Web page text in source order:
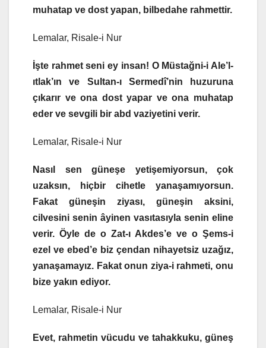
muhatap ve dost yapan, bilbedahe rahmettir.
Lemalar, Risale-i Nur
İşte rahmet seni ey insan! O Müstağni-i Ale’l-
ıtlak’ın ve Sultan-ı Sermedî’nin huzuruna
çıkarır ve ona dost yapar ve ona muhatap
eder ve sevgili bir abd vaziyetini verir.
Lemalar, Risale-i Nur
Nasıl sen güneşe yetişemiyorsun, çok
uzaksın, hiçbir cihetle yanaşamıyorsun.
Fakat güneşin ziyası, güneşin aksini,
cilvesini senin âyinen vasıtasıyla senin eline
verir. Öyle de o Zat-ı Akdes’e ve o Şems-i
ezel ve ebed’e biz çendan nihayetsiz uzağız,
yanaşamayız. Fakat onun ziya-i rahmeti, onu
bize yakın ediyor.
Lemalar, Risale-i Nur
Evet, rahmetin vücudu ve tahakkuku, güneş